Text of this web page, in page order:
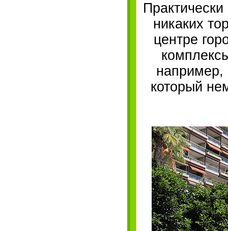
никаких
центре
например,
который